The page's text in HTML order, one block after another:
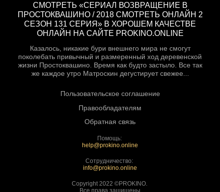
СМОТРЕТЬ «СЕРИАЛ ВОЗВРАЩЕНИЕ В
ПРОСТОКВАШИНО / 2018 СМОТРЕТЬ ОНЛАЙН 2
СЕЗОН 131 СЕРИЯ» В ХОРОШЕМ КАЧЕСТВЕ
ОНЛАЙН НА САЙТЕ PROKINO.ONLINE
Казалось, никакие бури внешнего мира не смогут
поколебать привычный и размеренный ход деревенской
жизни Простоквашино. Время как будто застыло. Все так
же каждое утро Матроскин дегустирует свежее...
Пользовательское соглашение
Правообладателям
Обратная связь
Помощь:
help@prokino.online
Сотрудничество:
info@prokino.online
Copyright 2022 ©PROKINO.